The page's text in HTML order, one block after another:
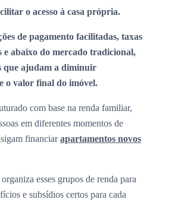
o acesso à casa própria.
de pagamento facilitadas, taxas
e abaixo do mercado tradicional,
que ajudam a diminuir
o valor final do imóvel.
com base na renda familiar,
em diferentes momentos de
financiarapartamentos novos
organiza esses grupos de renda para
e subsídios certos para cada